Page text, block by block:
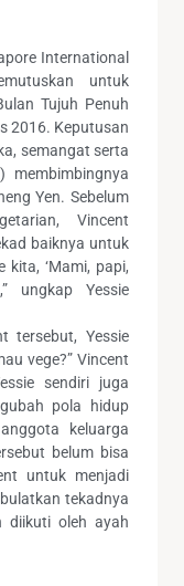
International
untuk
Tujuh Penuh
2016. Keputusan
semangat serta
membimbingnya
Yen. Sebelum
Vincent
baiknya untuk
kita, ‘Mami, papi,
ungkap Yessie
tersebut, Yessie
vege?” Vincent
sendiri juga
pola hidup
keluarga
belum bisa
untuk menjadi
tekadnya
diikuti oleh ayah